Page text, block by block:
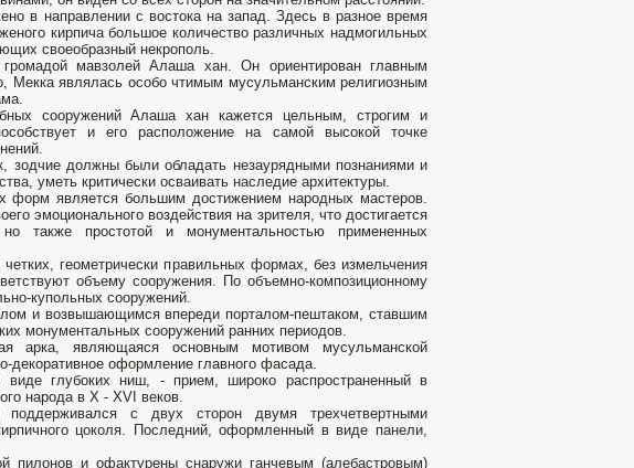
в направлении с востока на запад. Здесь в разное время
кирпича большое количество различных надмогильных
своеобразный некрополь.
мавзолей Алаша хан. Он ориентирован главным
Мекка являлась особо чтимым мусульманским религиозным
сооружений Алаша хан кажется цельным, строгим и
и его расположение на самой высокой точке
зодчие должны были обладать незаурядными познаниями и
уметь критически осваивать наследие архитектуры.
форм является большим достижением народных мастеров.
эмоционального воздействия на зрителя, что достигается
также простотой и монументальностью примененных
геометрически правильных формах, без измельчения
объему сооружения. По объемно-композиционному
купольных сооружений.
и возвышающимся впереди порталом-пештаком, ставшим
монументальных сооружений ранних периодов.
арка, являющаяся основным мотивом мусульманской
декоративное оформление главного фасада.
глубоких ниш, - прием, широко распространенный в
народа в X - XVI веков.
с двух сторон двумя трехчетвертными
цоколя. Последний, оформленный в виде панели,
пилонов и офактурены снаружи ганчевым (алебастровым)